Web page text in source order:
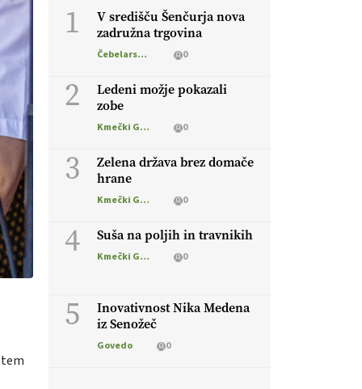
1
V središču Šenčurja nova
zadružna trgovina
Čebelarstvo 0
2
Ledeni možje pokazali
zobe
Kmečki Glas 0
3
Zelena država brez domače
hrane
Kmečki Glas 0
4 Suša na poljih in travnikih
Kmečki Glas 0
5
Inovativnost Nika Medena
iz Senožeč
Govedo 0